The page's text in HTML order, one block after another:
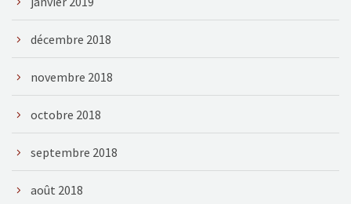
décembre 2018
novembre 2018
octobre 2018
septembre 2018
août 2018